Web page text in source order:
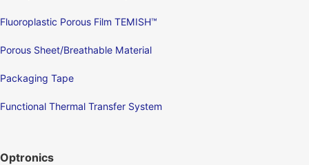
Fluoroplastic Porous Film TEMISH™
Porous Sheet/Breathable Material
Packaging Tape
Functional Thermal Transfer System
Optronics